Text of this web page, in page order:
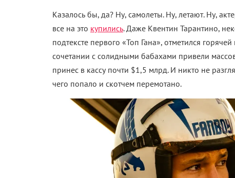
Казалось бы, да? Ну, самолеты. Ну, летают. Ну,
все на это купились. Даже Квентин Тарантино,
подтексте первого «Топ Гана», отметился
сочетании с солидными бабахами привели
принес в кассу почти $1,5 млрд. И никто не
чего попало и скотчем перемотано.